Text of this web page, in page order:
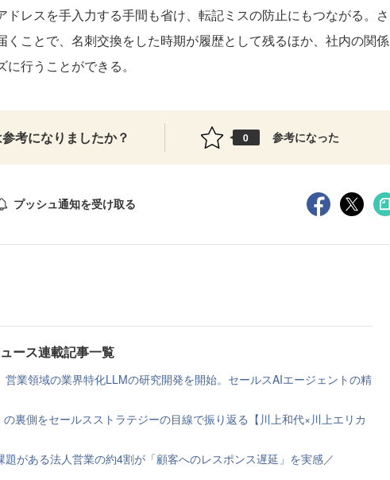
ドレスを手入力する手間も省け、転記ミスの防止にもつながる。さ
くことで、名刺交換をした時期が履歴として残るほか、社内の関係
行うことができる。
考になりましたか？ 0 参考になった
プッシュ通知を受け取る
ース連載記事一覧
営業領域の業界特化LLMの研究開発を開始。セールスAIエージェントの精
の裏側をセールスストラテジーの目線で振り返る【川上和代×川上エリカ
題がある法人営業の約4割が「顧客へのレスポンス遅延」を実感／